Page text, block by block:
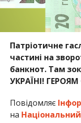
Патріотичне
частині на
банкнот. Там
УКРАЇНІ!
Повідомляє
на